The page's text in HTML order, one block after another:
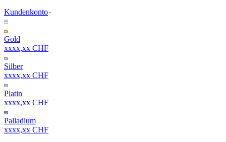
Kundenkonto
Gold
xxxx,xx CHF
Silber
xxxx,xx CHF
Platin
xxxx,xx CHF
Palladium
xxxx,xx CHF